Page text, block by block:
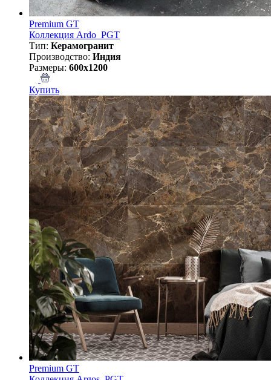
Premium GT
Коллекция Ardo_PGT
Тип: Керамогранит
Производство: Индия
Размеры: 600x1200
Купить
Premium GT